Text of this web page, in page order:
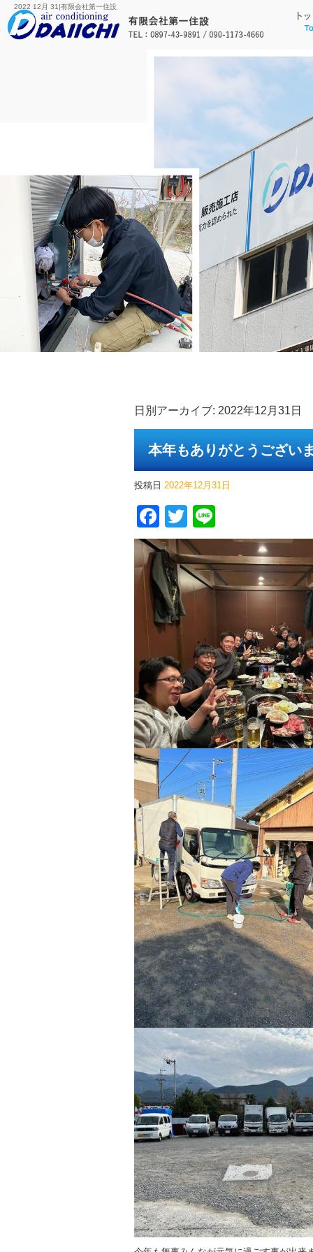
2022 12月 31|有限会社第一住設
日別アーカイブ: 2022年12月31日
本年もありがとうござい
投稿日 2022年12月31日
Facebook
Twitter